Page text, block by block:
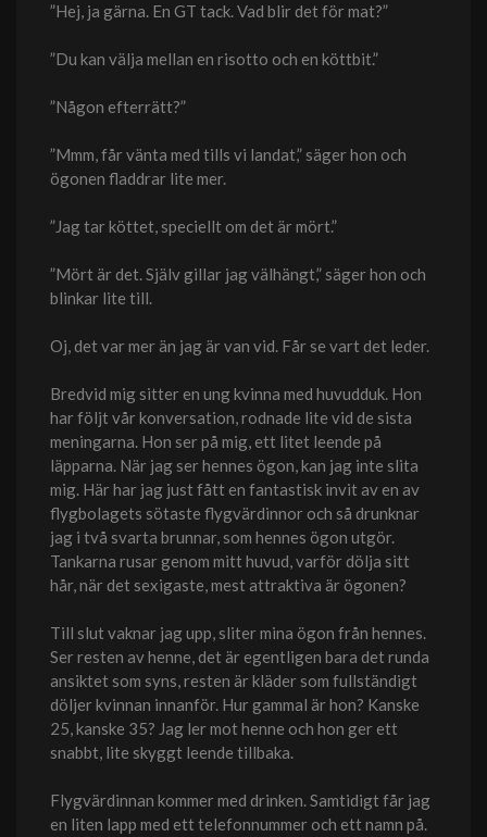
”Hej, ja gärna. En GT tack. Vad blir det för mat?”
”Du kan välja mellan en risotto och en köttbit.”
”Någon efterrätt?”
”Mmm, får vänta med tills vi landat,” säger hon och
ögonen fladdrar lite mer.
”Jag tar köttet, speciellt om det är mört.”
”Mört är det. Själv gillar jag välhängt,” säger hon och
blinkar lite till.
Oj, det var mer än jag är van vid. Får se vart det leder.
Bredvid mig sitter en ung kvinna med huvudduk. Hon
har följt vår konversation, rodnade lite vid de sista
meningarna. Hon ser på mig, ett litet leende på
läpparna. När jag ser hennes ögon, kan jag inte slita
mig. Här har jag just fått en fantastisk invit av en av
flygbolagets sötaste flygvärdinnor och så drunknar
jag i två svarta brunnar, som hennes ögon utgör.
Tankarna rusar genom mitt huvud, varför dölja sitt
hår, när det sexigaste, mest attraktiva är ögonen?
Till slut vaknar jag upp, sliter mina ögon från hennes.
Ser resten av henne, det är egentligen bara det runda
ansiktet som syns, resten är kläder som fullständigt
döljer kvinnan innanför. Hur gammal är hon? Kanske
25, kanske 35? Jag ler mot henne och hon ger ett
snabbt, lite skyggt leende tillbaka.
Flygvärdinnan kommer med drinken. Samtidigt får jag
en liten lapp med ett telefonnummer och ett namn på.